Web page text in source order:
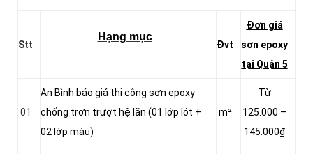
Stt
Hạng mục
Đvt
Đơn giá
sơn epoxy
tại Quận 5
01
An Bình báo giá thi công sơn epoxy
chống trơn trượt hệ lăn (01 lớp lót +
02 lớp màu)
m²
Từ
125.000 –
145.000₫